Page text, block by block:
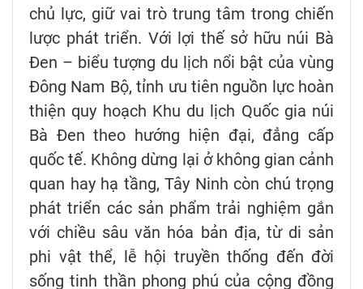
chủ lực, giữ vai trò trung tâm trong chiến
lược phát triển. Với lợi thế sở hữu núi Bà
Đen – biểu tượng du lịch nổi bật của vùng
Đông Nam Bộ, tỉnh ưu tiên nguồn lực hoàn
thiện quy hoạch Khu du lịch Quốc gia núi
Bà Đen theo hướng hiện đại, đẳng cấp
quốc tế. Không dừng lại ở không gian cảnh
quan hay hạ tầng, Tây Ninh còn chú trọng
phát triển các sản phẩm trải nghiệm gắn
với chiều sâu văn hóa bản địa, từ di sản
phi vật thể, lễ hội truyền thống đến đời
sống tinh thần phong phú của cộng đồng